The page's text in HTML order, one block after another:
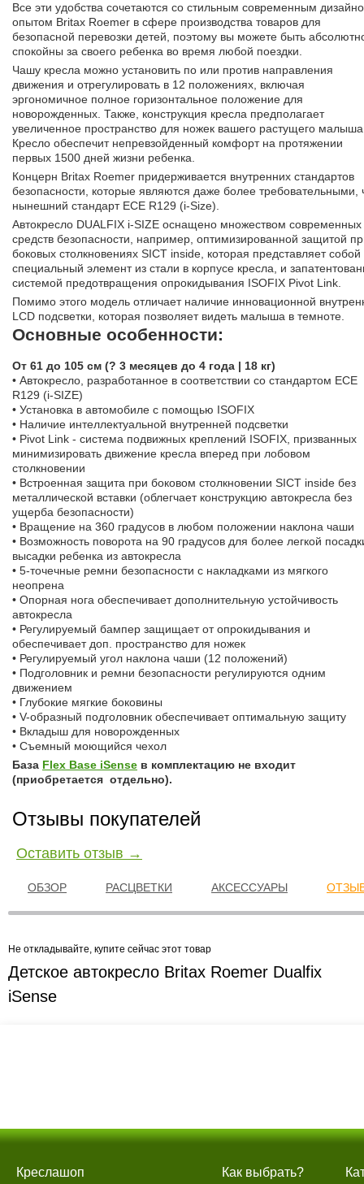
Все эти удобства сочетаются со стильным современным
опытом Britax Roemer в сфере производства товаров для
безопасной перевозки детей, поэтому вы можете быть
спокойны за своего ребенка во время любой поездки.
Чашу кресла можно установить по или против направления
движения и отрегулировать в 12 положениях, включая
эргономичное полное горизонтальное положение для
новорожденных. Также, конструкция кресла предполагает
увеличенное пространство для ножек вашего растущего
Кресло обеспечит непревзойденный комфорт на протяжении
первых 1500 дней жизни ребенка.
Концерн Britax Roemer придерживается внутренних стандартов
безопасности, которые являются даже более требовательными,
нынешний стандарт ECE R129 (i-Size).
Автокресло DUALFIX i-SIZE оснащено множеством современных
средств безопасности, например, оптимизированной защитой
боковых столкновениях SICT inside, которая представляет собой
специальный элемент из стали в корпусе кресла, и
системой предотвращения опрокидывания ISOFIX Pivot Link.
Помимо этого модель отличает наличие инновационной
LCD подсветки, которая позволяет видеть малыша в темноте.
Основные особенности:
От 61 до 105 см (? 3 месяцев до 4 года | 18 кг)
• Автокресло, разработанное в соответствии со стандартом ECE
R129 (i-SIZE)
• Установка в автомобиле с помощью ISOFIX
• Наличие интеллектуальной внутренней подсветки
• Pivot Link - система подвижных креплений ISOFIX, призванных
минимизировать движение кресла вперед при лобовом
столкновении
• Встроенная защита при боковом столкновении SICT inside без
металлической вставки (облегчает конструкцию автокресла без
ущерба безопасности)
• Вращение на 360 градусов в любом положении наклона чаши
• Возможность поворота на 90 градусов для более легкой
высадки ребенка из автокресла
• 5-точечные ремни безопасности с накладками из мягкого
неопрена
• Опорная нога обеспечивает дополнительную устойчивость
автокресла
• Регулируемый бампер защищает от опрокидывания и
обеспечивает доп. пространство для ножек
• Регулируемый угол наклона чаши (12 положений)
• Подголовник и ремни безопасности регулируются одним
движением
• Глубокие мягкие боковины
• V-образный подголовник обеспечивает оптимальную защиту
• Вкладыш для новорожденных
• Съемный моющийся чехол
База Flex Base iSense в комплектацию не входит
(приобретается отдельно).
Отзывы покупателей
Оставить отзыв →
ОБЗОР РАСЦВЕТКИ АКСЕССУАРЫ
Не откладывайте, купите сейчас этот товар
Детское автокресло Britax Roemer Dualfix
iSense
Креслашоп Как выбрать?